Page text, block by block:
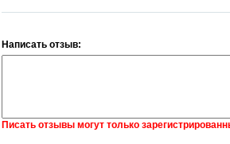
Написать отзыв:
Писать отзывы могут только